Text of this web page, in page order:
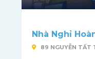
Nhà Nghỉ
89 NGUYỄN TẤT